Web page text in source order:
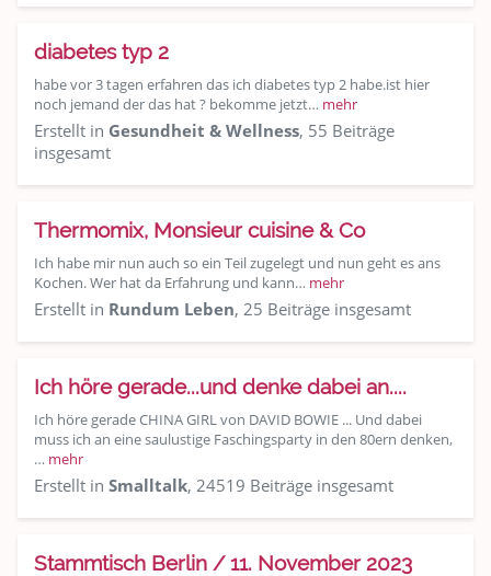
diabetes typ 2
habe vor 3 tagen erfahren das ich diabetes typ 2 habe.ist hier
noch jemand der das hat ? bekomme jetzt… mehr
Erstellt in Gesundheit & Wellness, 55 Beiträge
insgesamt
Thermomix, Monsieur cuisine & Co
Ich habe mir nun auch so ein Teil zugelegt und nun geht es ans
Kochen. Wer hat da Erfahrung und kann… mehr
Erstellt in Rundum Leben, 25 Beiträge insgesamt
Ich höre gerade...und denke dabei an....
Ich höre gerade CHINA GIRL von DAVID BOWIE ... Und dabei
muss ich an eine saulustige Faschingsparty in den 80ern denken,
… mehr
Erstellt in Smalltalk, 24519 Beiträge insgesamt
Stammtisch Berlin / 11. November 2023